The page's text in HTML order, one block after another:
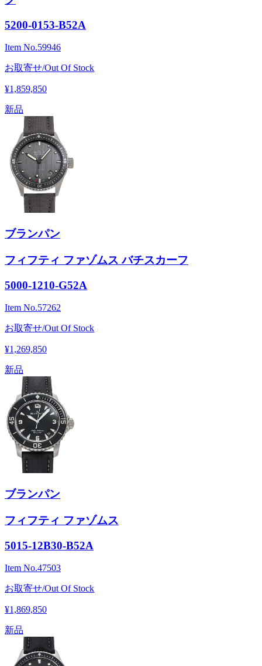
5200-0153-B52A
Item No.59946
お取寄せ/Out Of Stock
¥1,859,850
新品
ブランパン
フィフティ ファゾムス バチスカーフ
5000-1210-G52A
Item No.57262
お取寄せ/Out Of Stock
¥1,269,850
新品
ブランパン
フィフティ ファゾムス
5015-12B30-B52A
Item No.47503
お取寄せ/Out Of Stock
¥1,869,850
新品